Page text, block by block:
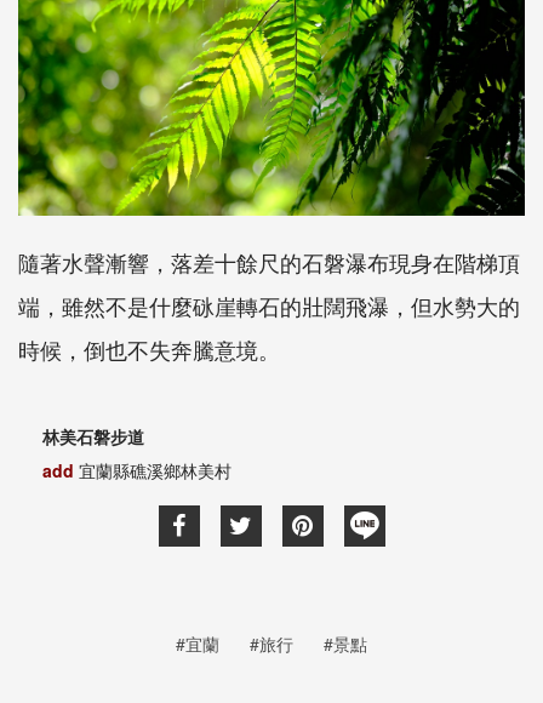
隨著水聲漸響，落差十餘尺的石磐瀑布現身在階梯頂
端，雖然不是什麼砯崖轉石的壯闊飛瀑，但水勢大的
時候，倒也不失奔騰意境。
林美石磐步道
add 宜蘭縣礁溪鄉林美村
#宜蘭 #旅行 #景點